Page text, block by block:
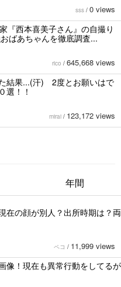
sss / 0 views
『西本喜美子さん』の自撮り
ばあちゃんを徹底調査...
rico / 645,668 views
結果...(汗) 2度とお願いはで
選！！
mirai / 123,172 views
年間
在の顔が別人？出所時期は？両
ペコ / 11,999 views
像！現在も異常行動をしてるが